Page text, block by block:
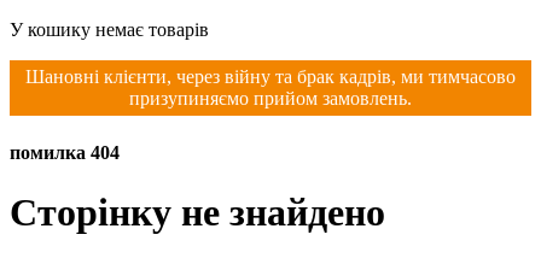
У кошику немає товарів
Шановні клієнти, через війну та брак кадрів, ми тимчасово
призупиняємо прийом замовлень.
помилка 404
Сторінку не знайдено